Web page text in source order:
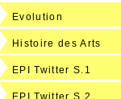
Evolution
Histoire des Arts
EPI Twitter S.1
EPI Twitter S.2